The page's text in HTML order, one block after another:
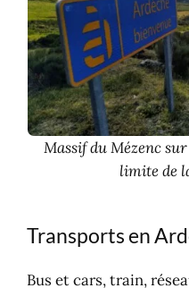
Massif du Mézenc
limite de
Transports en
Bus et cars, train,